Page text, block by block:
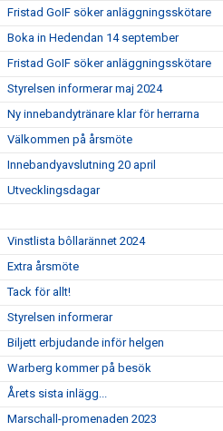
Fristad GoIF söker anläggningsskötare
Boka in Hedendan 14 september
Fristad GoIF söker anläggningsskötare
Styrelsen informerar maj 2024
Ny innebandytränare klar för herrarna
Välkommen på årsmöte
Innebandyavslutning 20 april
Utvecklingsdagar
Vinstlista bôllarännet 2024
Extra årsmöte
Tack för allt!
Styrelsen informerar
Biljett erbjudande inför helgen
Warberg kommer på besök
Årets sista inlägg...
Marschall-promenaden 2023